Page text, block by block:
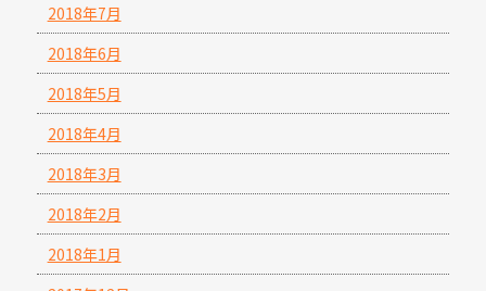
2018年7月
2018年6月
2018年5月
2018年4月
2018年3月
2018年2月
2018年1月